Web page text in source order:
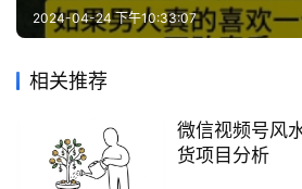
2024-04-24 下午10:33:07
相关推荐
微信视频号风
货项目分析